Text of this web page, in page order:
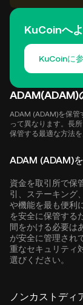
KuCoinへ
KuCoinに
ADAM(ADAM)
ADAM (ADAM)を保管
って異なります。長
保管する最適な方法を
ADAM (ADAM)
資金を取引所で保
引、ステーキング
や機能を最も便利
を安全に保管する
間をかける必要は
が安全に管理され
重なセキュリティ
選びください。
ノンカストディ